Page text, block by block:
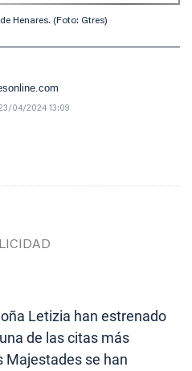
Henares. (Foto: Gtres)
04/2024 13:09
Letizia han estrenado
de las citas más
Majestades se han